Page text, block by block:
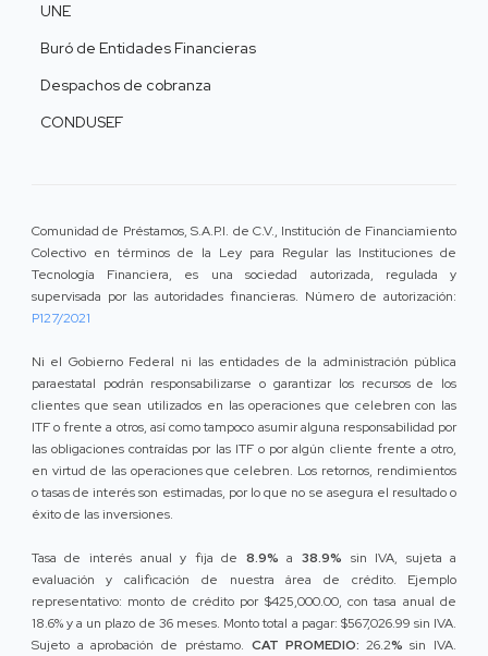
UNE
Buró de Entidades Financieras
Despachos de cobranza
CONDUSEF
Comunidad de Préstamos, S.A.P.I. de C.V., Institución de Financiamiento
Colectivo en términos de la Ley para Regular las Instituciones de
Tecnología Financiera, es una sociedad autorizada, regulada y
supervisada por las autoridades financieras. Número de autorización:
P127/2021
Ni el Gobierno Federal ni las entidades de la administración pública
paraestatal podrán responsabilizarse o garantizar los recursos de los
clientes que sean utilizados en las operaciones que celebren con las
ITF o frente a otros, así como tampoco asumir alguna responsabilidad por
las obligaciones contraídas por las ITF o por algún cliente frente a otro,
en virtud de las operaciones que celebren. Los retornos, rendimientos
o tasas de interés son estimadas, por lo que no se asegura el resultado o
éxito de las inversiones.
Tasa de interés anual y fija de 8.9% a 38.9% sin IVA, sujeta a
evaluación y calificación de nuestra área de crédito. Ejemplo
representativo: monto de crédito por $425,000.00, con tasa anual de
18.6% y a un plazo de 36 meses. Monto total a pagar: $567,026.99 sin IVA.
Sujeto a aprobación de préstamo. CAT PROMEDIO: 26.2% sin IVA.